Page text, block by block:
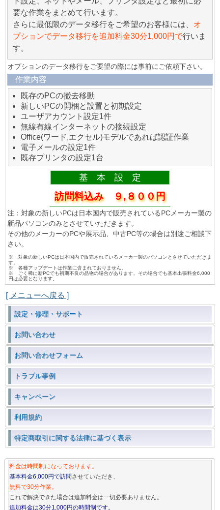
要な作業をまとめて行います。
さらに最低限のデータ移行をご希望のお客様には、 オ
プションでデータ移行を追加料金30分1,000円で行いま
す。
オプションのデータ移行をご要望の際には事前にご依頼下さい。
作業内容
既存のPCの撤去移動
新しいPCの開梱と設置と初期設定
ユーザアカウント設定1件
無線有線インターネットの接続設定
Office(ワード,エクセル)モデルであれば認証作業
電子メールの設定1件
既存プリンタの設定1台
基 本 設 定
訪問料込み ９,８００円
注：対象の新しいPCは日本国内で販売されているPCメーカー製の
新品パソコンのみとさせていただきます。
その他のメーカーのPCや展示品、中古PC等の場合は別途ご相談下
さい。
※ 対象の新しいPCは日本国内で販売されているメーカー製のパソコンとさせていただきま
す。
※ 各種アップデートは作業に含まれておりません。
※ ごく稀に新PCでも初期不良の品物の場合があります。その場合でも基本出張料金6,000
円は必要となります。
[ メニューへ戻る ]
設定・修理・サポート
お問い合わせ
お問い合わせフォーム
トラブル事例
キャンペーン
利用規約
特定商取引に関する法律に基づく表示
料金は時間制になっております。
基本料金6,000円で訪問させていただき、
無料で30分作業。
これで解決できた場合は追加料金は一切必要ありません。
追加料金は30分1,000円の時間制です。